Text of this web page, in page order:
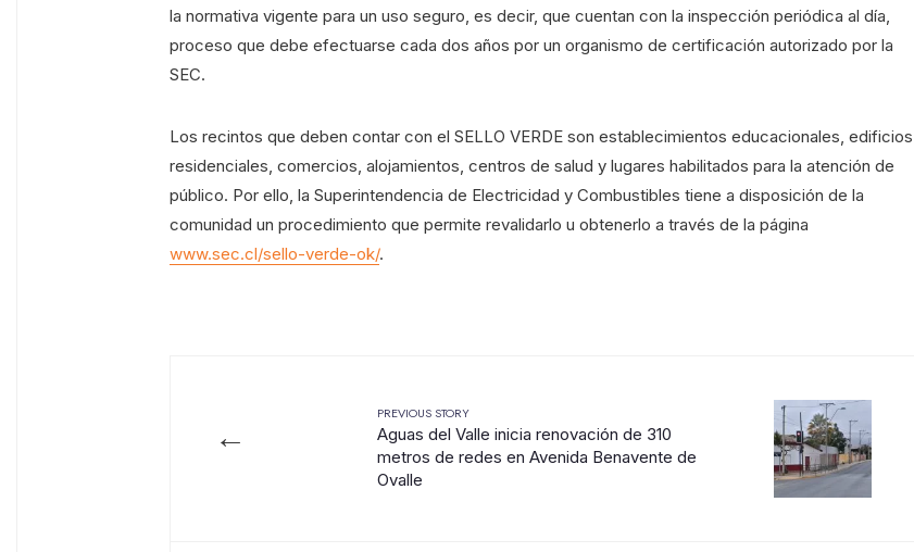
la normativa vigente para un uso seguro, es decir, que cuentan con la inspección periódica al día,
proceso que debe efectuarse cada dos años por un organismo de certificación autorizado por la
SEC.
Los recintos que deben contar con el SELLO VERDE son establecimientos educacionales, edificios
residenciales, comercios, alojamientos, centros de salud y lugares habilitados para la atención de
público. Por ello, la Superintendencia de Electricidad y Combustibles tiene a disposición de la
comunidad un procedimiento que permite revalidarlo u obtenerlo a través de la página
www.sec.cl/sello-verde-ok/.
←
PREVIOUS STORY
Aguas del Valle inicia renovación de 310
metros de redes en Avenida Benavente de
Ovalle